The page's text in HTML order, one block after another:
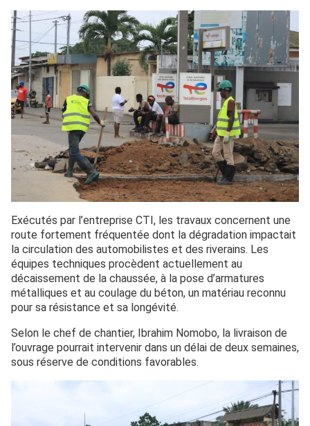
Exécutés par l’entreprise CTI, les travaux concernent une
route fortement fréquentée dont la dégradation impactait
la circulation des automobilistes et des riverains. Les
équipes techniques procèdent actuellement au
décaissement de la chaussée, à la pose d’armatures
métalliques et au coulage du béton, un matériau reconnu
pour sa résistance et sa longévité.
Selon le chef de chantier, Ibrahim Nomobo, la livraison de
l’ouvrage pourrait intervenir dans un délai de deux semaines,
sous réserve de conditions favorables.